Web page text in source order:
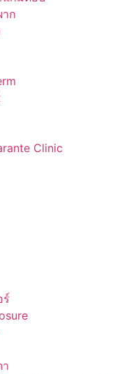
ก
Clinic
ร์